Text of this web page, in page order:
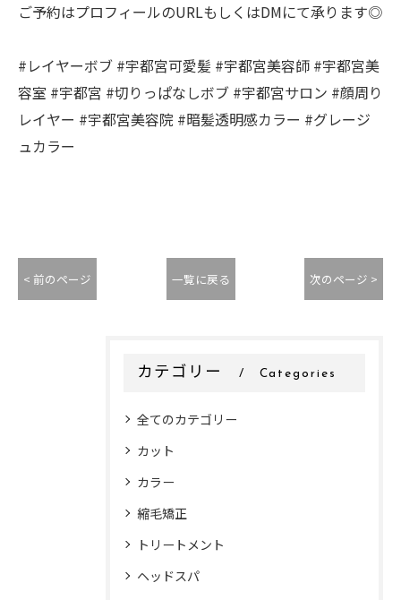
ご予約はプロフィールのURLもしくはDMにて承ります◎
#レイヤーボブ #宇都宮可愛髪 #宇都宮美容師 #宇都宮美
容室 #宇都宮 #切りっぱなしボブ #宇都宮サロン #顔周り
レイヤー #宇都宮美容院 #暗髪透明感カラー #グレージ
ュカラー
< 前のページ 一覧に戻る 次のページ >
カテゴリー Categories
全てのカテゴリー
カット
カラー
縮毛矯正
トリートメント
ヘッドスパ